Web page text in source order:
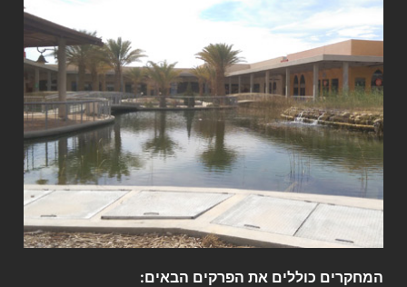
המחקרים כוללים את הפרקים הבאים: